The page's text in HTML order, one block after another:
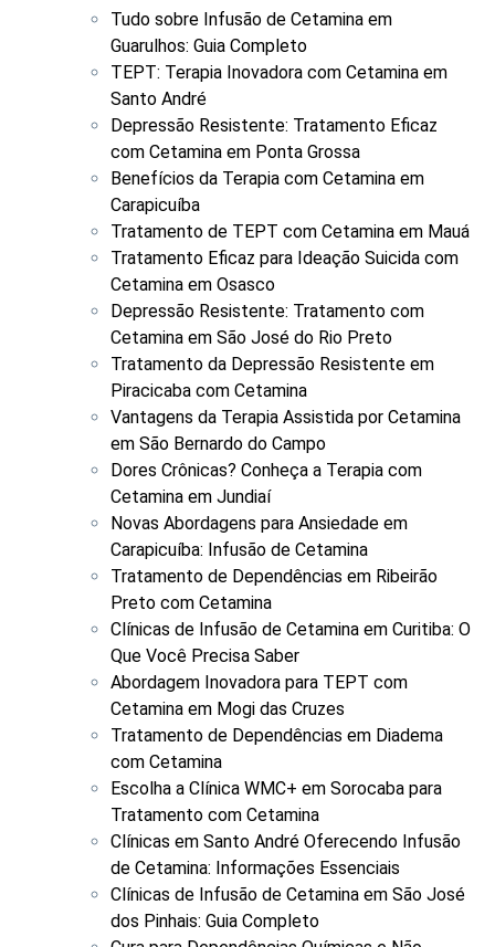
Tudo sobre Infusão de Cetamina em
Guarulhos: Guia Completo
TEPT: Terapia Inovadora com Cetamina em
Santo André
Depressão Resistente: Tratamento Eficaz
com Cetamina em Ponta Grossa
Benefícios da Terapia com Cetamina em
Carapicuíba
Tratamento de TEPT com Cetamina em Mauá
Tratamento Eficaz para Ideação Suicida com
Cetamina em Osasco
Depressão Resistente: Tratamento com
Cetamina em São José do Rio Preto
Tratamento da Depressão Resistente em
Piracicaba com Cetamina
Vantagens da Terapia Assistida por Cetamina
em São Bernardo do Campo
Dores Crônicas? Conheça a Terapia com
Cetamina em Jundiaí
Novas Abordagens para Ansiedade em
Carapicuíba: Infusão de Cetamina
Tratamento de Dependências em Ribeirão
Preto com Cetamina
Clínicas de Infusão de Cetamina em Curitiba: O
Que Você Precisa Saber
Abordagem Inovadora para TEPT com
Cetamina em Mogi das Cruzes
Tratamento de Dependências em Diadema
com Cetamina
Escolha a Clínica WMC+ em Sorocaba para
Tratamento com Cetamina
Clínicas em Santo André Oferecendo Infusão
de Cetamina: Informações Essenciais
Clínicas de Infusão de Cetamina em São José
dos Pinhais: Guia Completo